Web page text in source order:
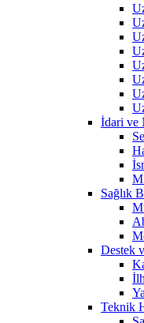
İdari ve
Sağlık
Destek
Teknik